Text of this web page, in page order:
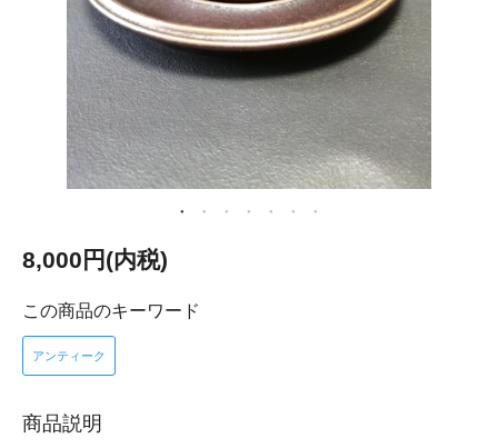
8,000円(内税)
この商品のキーワード
アンティーク
商品説明